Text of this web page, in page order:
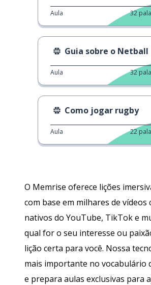
O Memrise oferece lições
com base em milhares de vídeos
nativos do YouTube, TikTok e
qual for o seu interesse ou
lição certa para você. Nossa
mais importante no vocabulário
e prepara aulas exclusivas para
Aula 32
Guia sobre o Netball
Aula 32
Como jogar rugby
Aula 22